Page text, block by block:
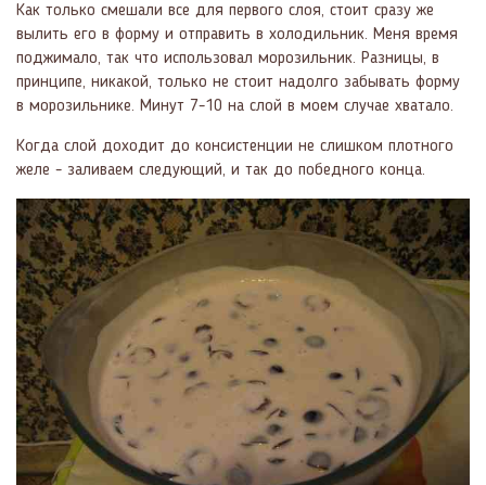
Как только смешали все для первого слоя, стоит сразу же
вылить его в форму и отправить в холодильник. Меня время
поджимало, так что использовал морозильник. Разницы, в
принципе, никакой, только не стоит надолго забывать форму
в морозильнике. Минут 7-10 на слой в моем случае хватало.
Когда слой доходит до консистенции не слишком плотного
желе - заливаем следующий, и так до победного конца.